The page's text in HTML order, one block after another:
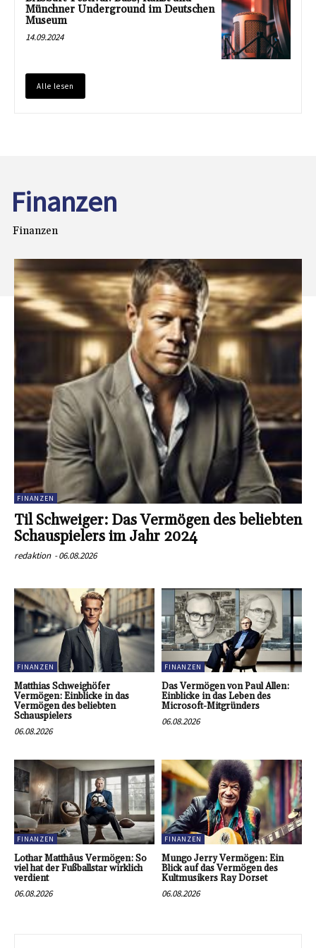
Münchner Underground im Deutschen
Museum
14.09.2024
Alle lesen
Finanzen
Finanzen
FINANZEN
Til Schweiger: Das Vermögen des beliebten
Schauspielers im Jahr 2024
redaktion -06.08.2026
FINANZEN
Matthias Schweighöfer
Vermögen: Einblicke in das
Vermögen des beliebten
Schauspielers
06.08.2026
FINANZEN
Das Vermögen von Paul Allen:
Einblicke in das Leben des
Microsoft-Mitgründers
06.08.2026
FINANZEN
Lothar Matthäus Vermögen: So
viel hat der Fußballstar wirklich
verdient
06.08.2026
FINANZEN
Mungo Jerry Vermögen: Ein
Blick auf das Vermögen des
Kultmusikers Ray Dorset
06.08.2026